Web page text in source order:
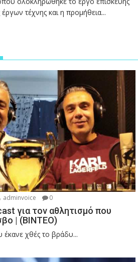
τέχνης και η προμήθεια...
adminvoice 0
για τον αθλητισμό που
| (ΒΙΝΤΕΟ)
έκανε χθές το βράδυ...